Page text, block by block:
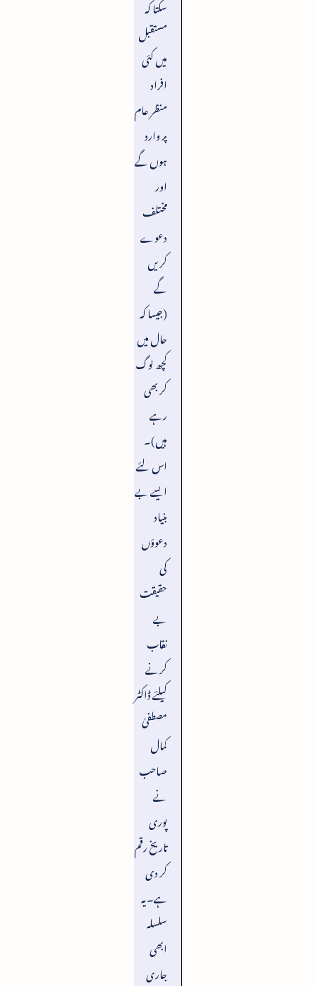
سکتا کہ
مستقبل
میں کئی
افراد
منظر عام
پر وارد
ہوں گے
اور
مختلف
دعوے
کریں
گے
(جیسا کہ
حال میں
کچھ لوگ
کر بھی
رہے
ہیں)۔
اس لئے
ایسے بے
بنیاد
دعوؤں
کی
حقیقت
بے
نقاب
کرنے
کیلئے ڈاکٹر
مصطفیٰ
کمال
صاحب
نے
پوری
تاریخ رقم
کر دی
ہے۔ یہ
سلسلہ
ابھی
جاری